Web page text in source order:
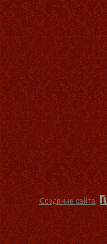
Создание сайта